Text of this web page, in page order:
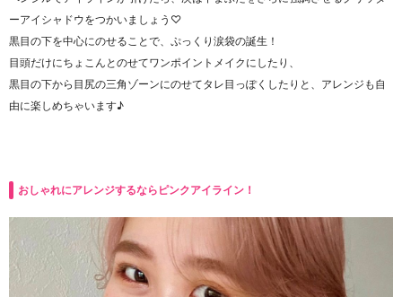
ーアイシャドウをつかいましょう♡
黒目の下を中心にのせることで、ぷっくり涙袋の誕生！
目頭だけにちょこんとのせてワンポイントメイクにしたり、
黒目の下から目尻の三角ゾーンにのせてタレ目っぽくしたりと、アレンジも自
由に楽しめちゃいます♪
おしゃれにアレンジするならピンクアイライン！